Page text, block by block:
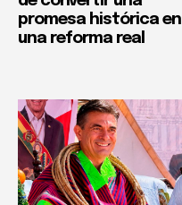
promesa histórica en
una reforma real